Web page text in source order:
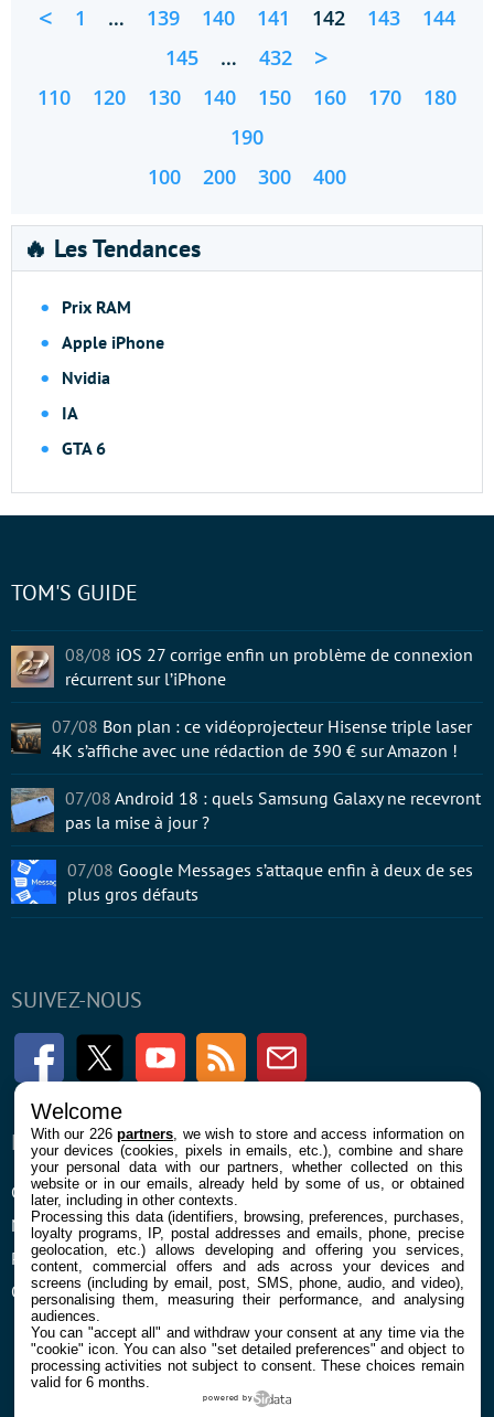
< 1 … 139 140 141 142 143
144
145
… 432 >
110 120 130 140 150 160 170
180
190
100
200 300 400
🔥 Les Tendances
Prix RAM
Apple iPhone
Nvidia
IA
GTA 6
SUIVEZ-NOUS
FacebookTwitter Youtube RSS Newsletter
ENTREPRISE
Confidentialité et Cookies
Mentions légales et CGU
Préférences Cookies
Qui sommes nous
À PROPOS
Contact
TOM'S GUIDE
08/08 iOS 27 corrige enfin un problème de connexion
récurrent sur l’iPhone
07/08 Bon plan : ce vidéoprojecteur Hisense triple laser
4K s’affiche avec une rédaction de 390 € sur Amazon !
07/08 Android 18 : quels Samsung Galaxy ne recevront
pas la mise à jour ?
07/08 Google Messages s’attaque enfin à deux de ses
plus gros défauts
Welcome
With our 226partners , we wish to store and access information on
your devices (cookies, pixels in emails, etc.), combine and share
your personal data with our partners, whether collected on this
website or in our emails, already held by some of us, or obtained
later, including in other contexts.
Processing this data (identifiers, browsing, preferences, purchases,
loyalty programs, IP, postal addresses and emails, phone, precise
geolocation, etc.) allows developing and offering you services,
content, commercial offers and ads across your devices and
screens (including by email, post, SMS, phone, audio, and video),
personalising them, measuring their performance, and analysing
audiences.
You can "accept all" and withdraw your consent at any time via the
"cookie" icon. You can also "set detailed preferences" and object to
processing activities not subject to consent. These choices remain
valid for 6 months.
powered by